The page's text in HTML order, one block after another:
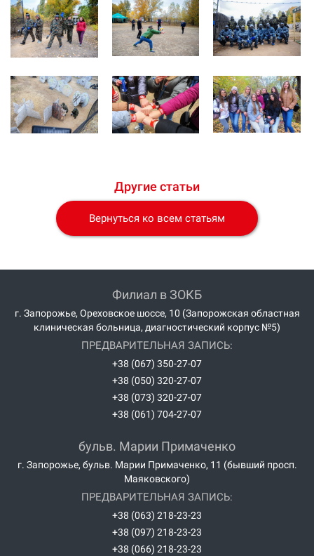
Другие статьи
Вернуться ко всем статьям
Филиал в ЗОКБ
г. Запорожье, Ореховское шоссе, 10 (Запорожская областная
клиническая больница, диагностический корпус №5)
ПРЕДВАРИТЕЛЬНАЯ ЗАПИСЬ:
+38 (067) 350-27-07
+38 (050) 320-27-07
+38 (073) 320-27-07
+38 (061) 704-27-07
бульв. Марии Примаченко
г. Запорожье, бульв. Марии Примаченко, 11 (бывший просп.
Маяковского)
ПРЕДВАРИТЕЛЬНАЯ ЗАПИСЬ:
+38 (063) 218-23-23
+38 (097) 218-23-23
+38 (066) 218-23-23